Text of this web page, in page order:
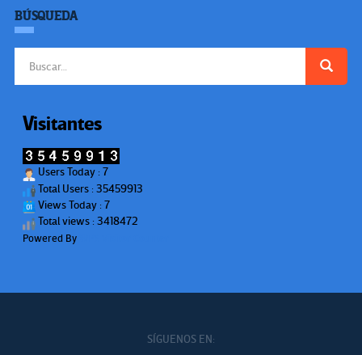
BÚSQUEDA
Visitantes
Users Today : 7
Total Users : 35459913
Views Today : 7
Total views : 3418472
Powered By
SÍGUENOS EN: